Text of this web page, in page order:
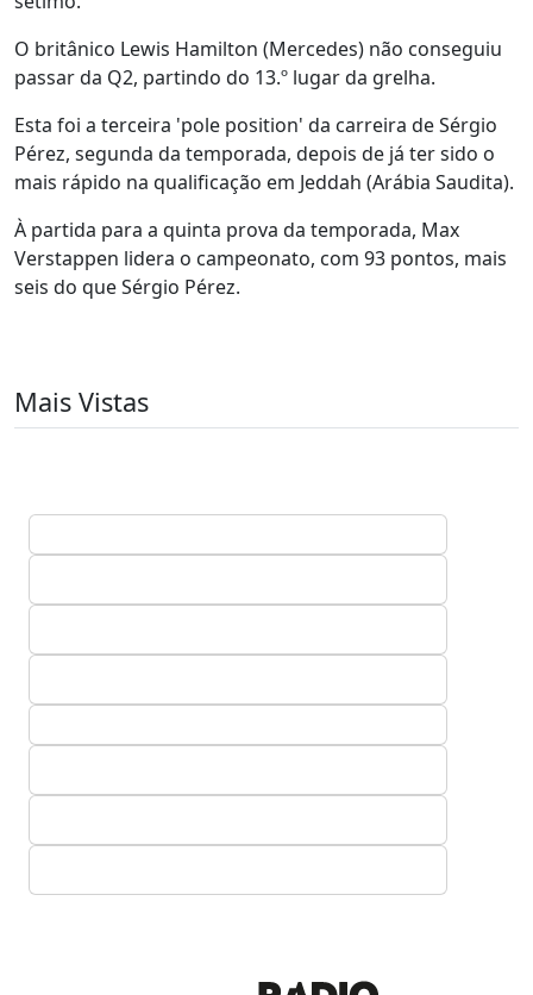
O britânico Lewis Hamilton (Mercedes) não conseguiu
passar da Q2, partindo do 13.º lugar da grelha.
Esta foi a terceira 'pole position' da carreira de Sérgio
Pérez, segunda da temporada, depois de já ter sido o
mais rápido na qualificação em Jeddah (Arábia Saudita).
À partida para a quinta prova da temporada, Max
Verstappen lidera o campeonato, com 93 pontos, mais
seis do que Sérgio Pérez.
Mais Vistas